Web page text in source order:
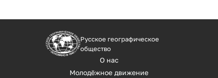
Русское географическое
общество
О нас
Молодёжное движение